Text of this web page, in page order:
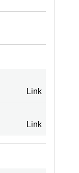
Link
Link